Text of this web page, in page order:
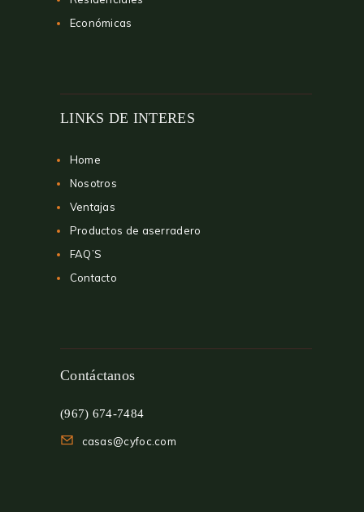
Económicas
LINKS DE INTERES
Home
Nosotros
Ventajas
Productos de aserradero
FAQ’S
Contacto
Contáctanos
(967) 674-7484
casas@cyfoc.com